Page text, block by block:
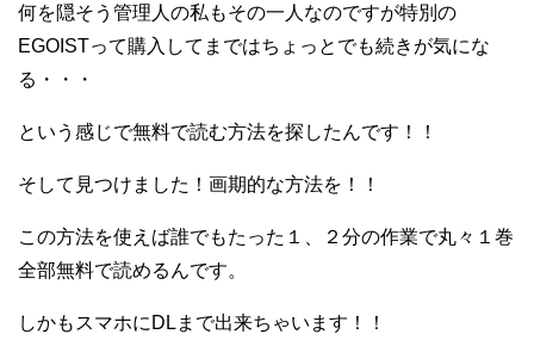
何を隠そう管理人の私もその一人なのですが特別の
EGOISTって購入してまではちょっとでも続きが気にな
る・・・
という感じで無料で読む方法を探したんです！！
そして見つけました！画期的な方法を！！
この方法を使えば誰でもたった１、２分の作業で丸々１巻
全部無料で読めるんです。
しかもスマホにDLまで出来ちゃいます！！